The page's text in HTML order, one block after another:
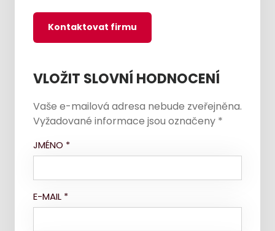
Kontaktovat firmu
VLOŽIT SLOVNÍ HODNOCENÍ
Vaše e-mailová adresa nebude zveřejněna.
Vyžadované informace jsou označeny *
JMÉNO *
E-MAIL *